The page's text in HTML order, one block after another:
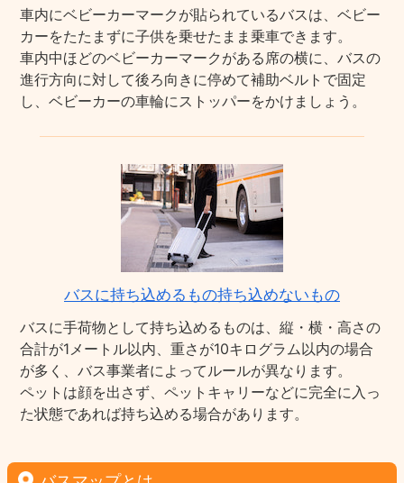
車内にベビーカーマークが貼られているバスは、ベビー
カーをたたまずに子供を乗せたまま乗車できます。
車内中ほどのベビーカーマークがある席の横に、バスの
進行方向に対して後ろ向きに停めて補助ベルトで固定
し、ベビーカーの車輪にストッパーをかけましょう。
バスに持ち込めるもの持ち込めないもの
バスに手荷物として持ち込めるものは、縦・横・高さの
合計が1メートル以内、重さが10キログラム以内の場合
が多く、バス事業者によってルールが異なります。
ペットは顔を出さず、ペットキャリーなどに完全に入っ
た状態であれば持ち込める場合があります。